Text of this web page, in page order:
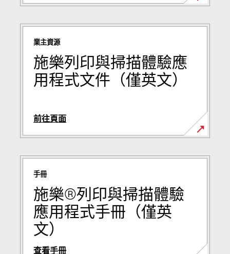
opens
in
new
tab
業主資源
施樂列印與掃描體驗應
用程式文件（僅英文）
前往頁面
opens
in
new
tab
手冊
施樂®列印與掃描體驗
應用程式手冊（僅英
文）
查看手冊